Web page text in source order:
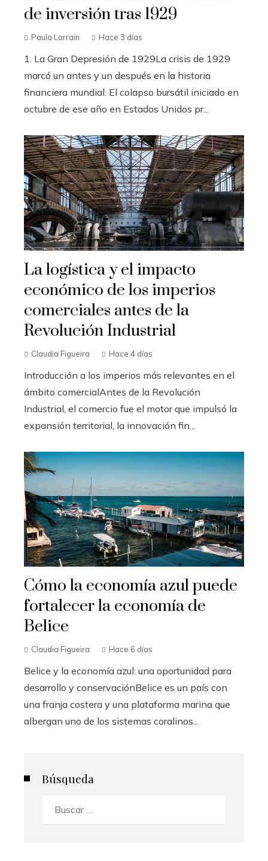
de inversión tras 1929
Paula Larraín Hace 3 días
1. La Gran Depresión de 1929La crisis de 1929
marcó un antes y un después en la historia
financiera mundial. El colapso bursátil iniciado en
octubre de ese año en Estados Unidos pr...
La logística y el impacto
económico de los imperios
comerciales antes de la
Revolución Industrial
Claudia Figueira Hace 4 días
Introducción a los imperios más relevantes en el
ámbito comercialAntes de la Revolución
Industrial, el comercio fue el motor que impulsó la
expansión territorial, la innovación fin...
Cómo la economía azul puede
fortalecer la economía de
Belice
Claudia Figueira Hace 6 días
Belice y la economía azul: una oportunidad para
desarrollo y conservaciónBelice es un país con
una franja costera y una plataforma marina que
albergan uno de los sistemas coralinos...
Búsqueda